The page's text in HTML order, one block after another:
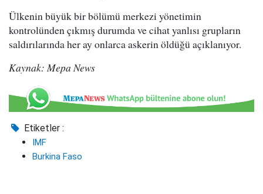
Ülkenin büyük bir bölümü merkezi yönetimin
kontrolünden çıkmış durumda ve cihat yanlısı grupların
saldırılarında her ay onlarca askerin öldüğü açıklanıyor.
Kaynak: Mepa News
Etiketler :
IMF
Burkina Faso